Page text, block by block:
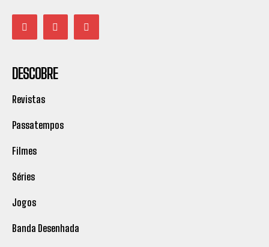
DESCOBRE
Revistas
Passatempos
Filmes
Séries
Jogos
Banda Desenhada